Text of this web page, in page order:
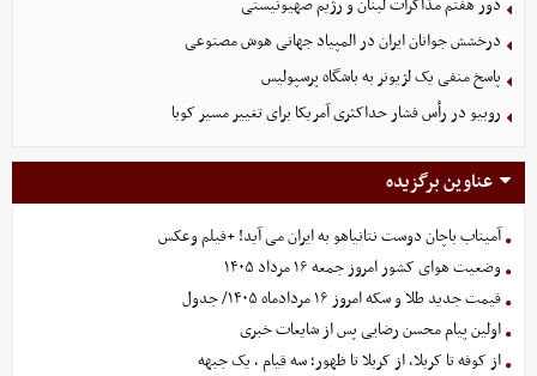
درخشش جوانان ایران در المپیاد جهانی هوش مصنوعی
پاسخ منفی یک لژیونر به باشگاه پرسپولیس
روبیو در رأس فشار حداکثری آمریکا برای تغییر مسیر کوبا
عناوین برگزیده
آمیتاب باچان دوست نتانیاهو به ایران می آید! +فیلم وعکس
وضعیت هوای کشور امروز جمعه ۱۶ مرداد ۱۴۰۵
قیمت جدید طلا و سکه امروز ۱۶ مردادماه ۱۴۰۵/ جدول
اولین پیام محسن رضایی پس از شایعات خبری
از کوفه تا کربلا، از کربلا تا ظهور؛ سه قیام ، یک جبهه